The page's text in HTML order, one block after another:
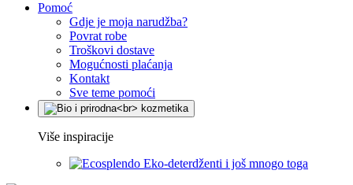
Pomoć
Gdje je moja narudžba?
Povrat robe
Troškovi dostave
Mogućnosti plaćanja
Kontakt
Sve teme pomoći
Više inspiracije
Eko-deterdženti i još mnogo toga